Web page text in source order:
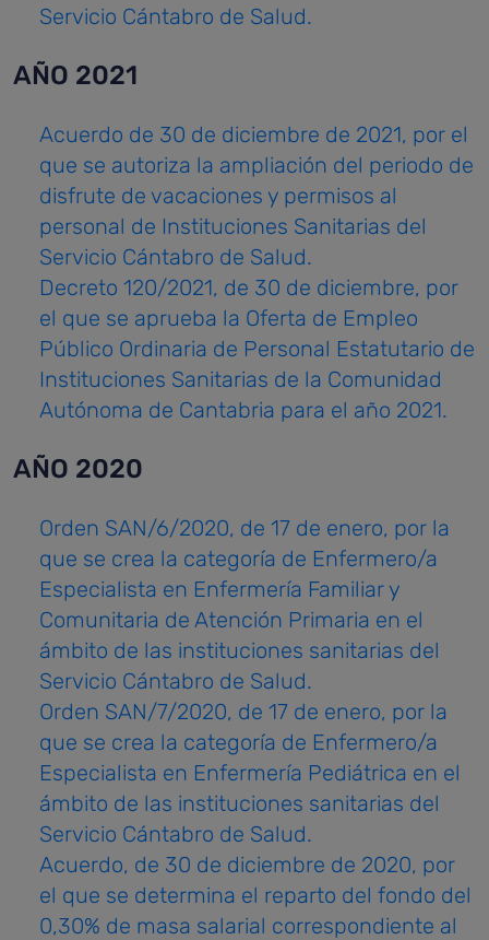
Servicio Cántabro de Salud.
AÑO 2021
Acuerdo de 30 de diciembre de 2021, por el
que se autoriza la ampliación del periodo de
disfrute de vacaciones y permisos al
personal de Instituciones Sanitarias del
Servicio Cántabro de Salud.
Decreto 120/2021, de 30 de diciembre, por
el que se aprueba la Oferta de Empleo
Público Ordinaria de Personal Estatutario de
Instituciones Sanitarias de la Comunidad
Autónoma de Cantabria para el año 2021.
AÑO 2020
Orden SAN/6/2020, de 17 de enero, por la
que se crea la categoría de Enfermero/a
Especialista en Enfermería Familiar y
Comunitaria de Atención Primaria en el
ámbito de las instituciones sanitarias del
Servicio Cántabro de Salud.
Orden SAN/7/2020, de 17 de enero, por la
que se crea la categoría de Enfermero/a
Especialista en Enfermería Pediátrica en el
ámbito de las instituciones sanitarias del
Servicio Cántabro de Salud.
Acuerdo, de 30 de diciembre de 2020, por
el que se determina el reparto del fondo del
0,30% de masa salarial correspondiente al